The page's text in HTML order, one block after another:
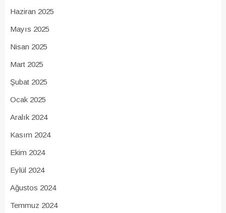
Haziran 2025
Mayıs 2025
Nisan 2025
Mart 2025
Şubat 2025
Ocak 2025
Aralık 2024
Kasım 2024
Ekim 2024
Eylül 2024
Ağustos 2024
Temmuz 2024